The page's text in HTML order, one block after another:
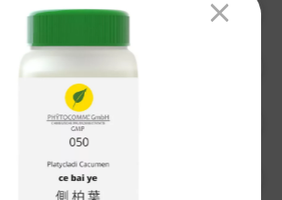
yi mu cao
ting li zi
chuan xiong
gao ben